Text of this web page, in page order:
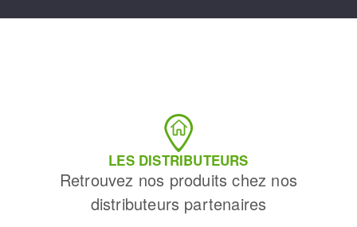
LES DISTRIBUTEURS
Retrouvez nos produits chez nos
distributeurs partenaires